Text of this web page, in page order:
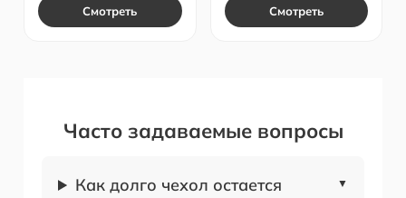
Смотреть Смотреть
Часто задаваемые вопросы
Как долго чехол остается